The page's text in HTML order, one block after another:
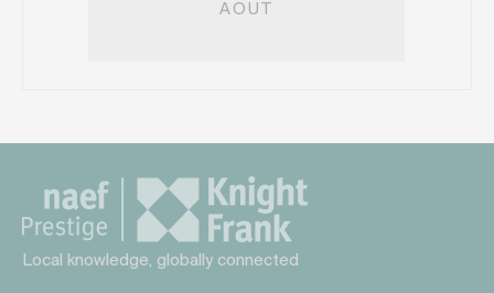
AOUT
Local knowledge, globally connected